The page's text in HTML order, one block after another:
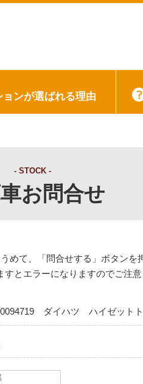
ョンが選ばれる理由
STOCK
お問合せ
めて、「問合せする」ボタンを
とエラーになりますのでご注意
ダイハツ ハイゼット